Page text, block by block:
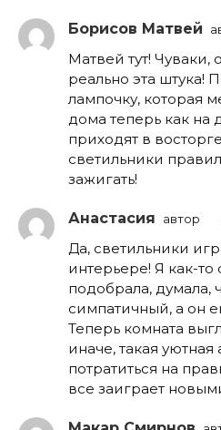
Борисов Матвей
Матвей тут!
реально эта штука!
лампочку, которая
дома теперь как на
приходят в
светильники
зажигать!
Анастасия автор
Да, светильники
интерьере! Я как-то
подобрала, думала,
симпатичный, а он
Теперь комната
иначе, такая
потратиться на
все заиграет